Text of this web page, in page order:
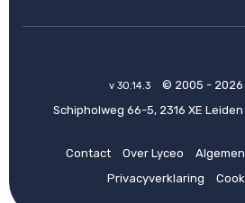
v 30.14.3
© 2005 - 2026
Schipholweg 66-5, 2316 XE Leiden
Contact Over Lyceo
Privacyverklaring